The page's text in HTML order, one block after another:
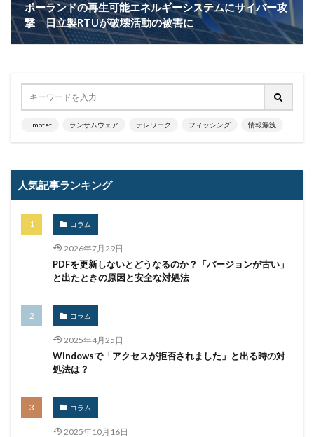
ポーランドの再生可能エネルギーシステムにサイバー攻
撃 日立製RTUが破壊活動の被害に
Emotet ランサムウェア テレワーク フィッシング 情報漏洩
人気記事ランキング
コラム
2026年7月29日
PDFを更新しないとどうなるのか？「バージョンが古い」
と出たときの原因と安全な対処法
コラム
2025年4月25日
Windowsで「アクセスが拒否されました」と出る時の対
処法は？
コラム
2025年10月16日